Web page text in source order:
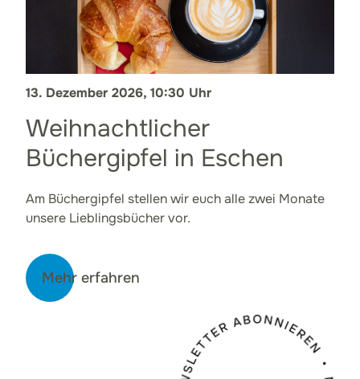
13. Dezember 2026, 10:30 Uhr
Weihnachtlicher
Büchergipfel in Eschen
Am Büchergipfel stellen wir euch alle zwei Monate
unsere Lieblingsbücher vor.
Mehr erfahren